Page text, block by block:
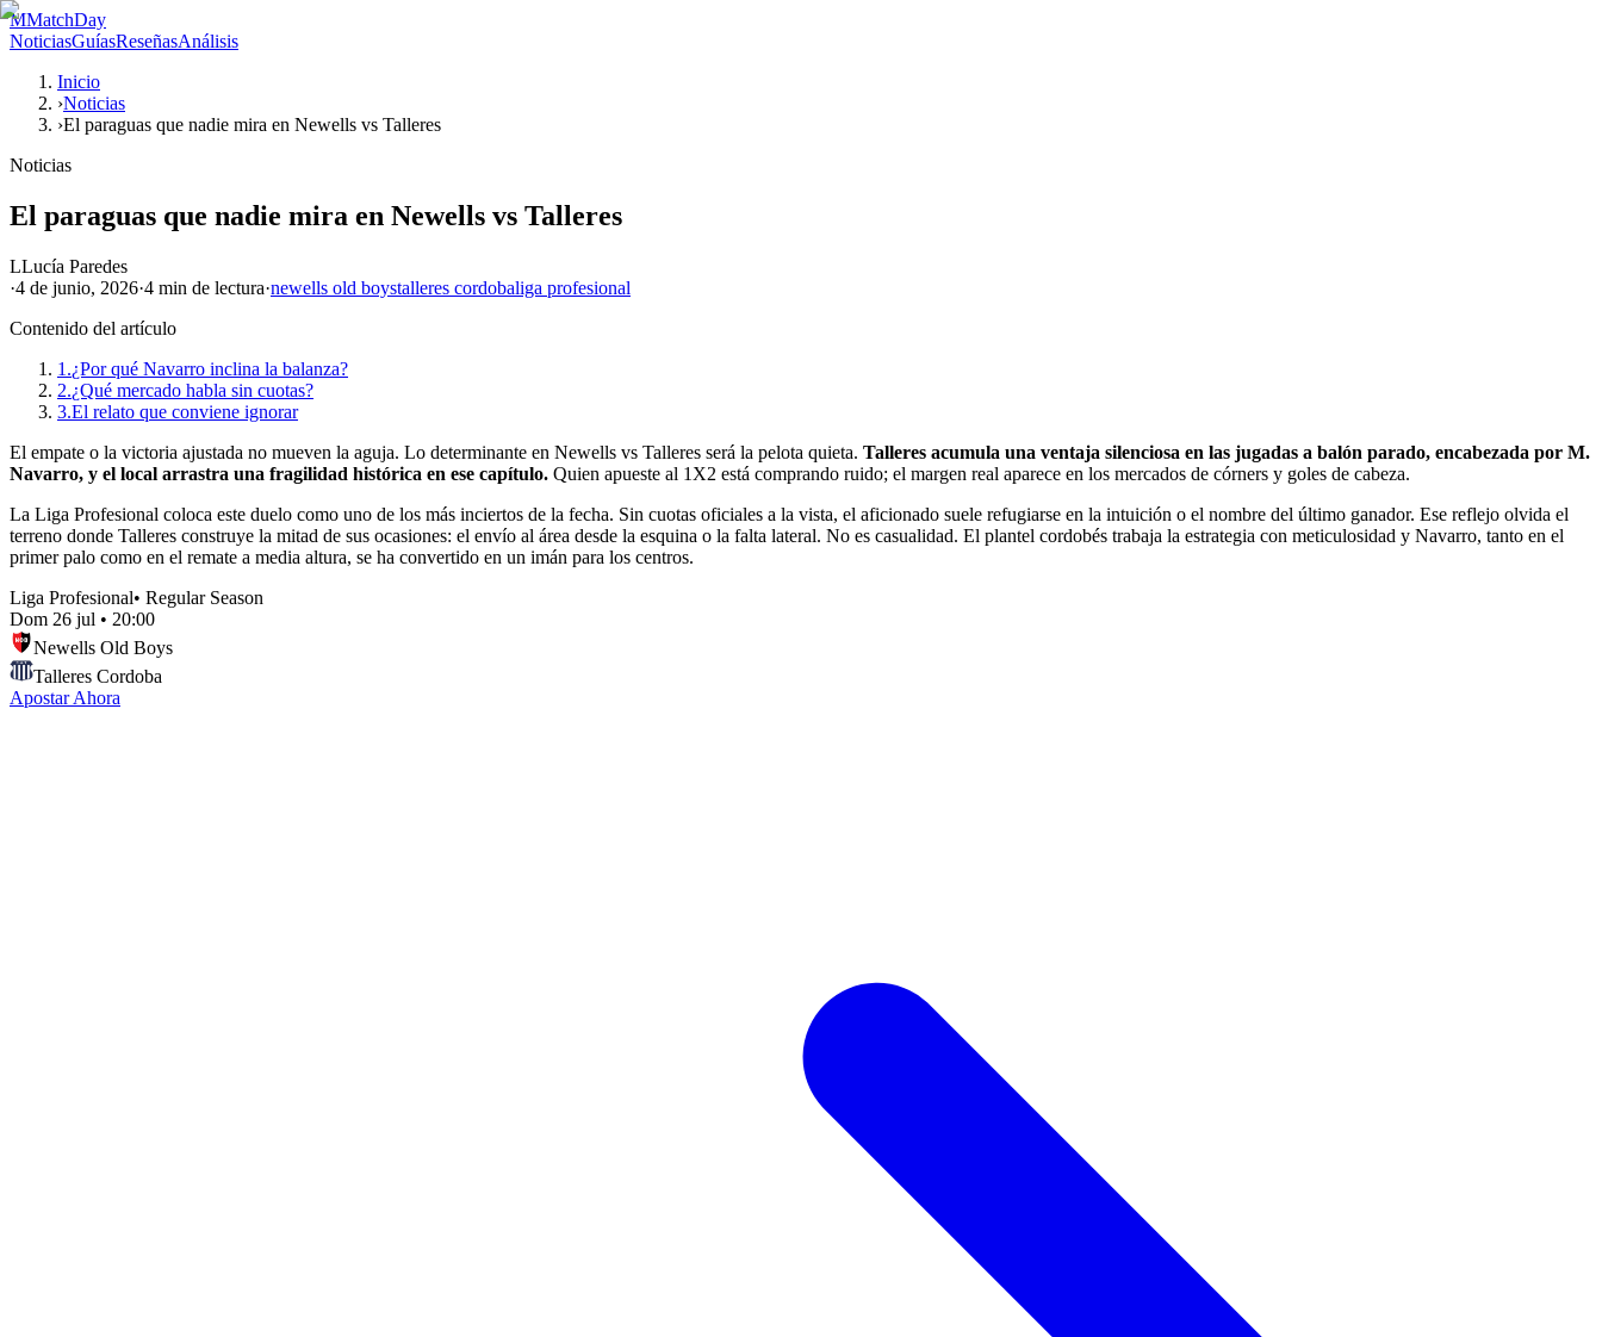
MMatchDay
NoticiasGuíasReseñasAnálisis
Inicio
›Noticias
›El paraguas que nadie mira en Newells vs Talleres
Noticias
El paraguas que nadie mira en Newells vs Talleres
LLucía Paredes
·4 de junio, 2026·4 min de lectura·newells old boystalleres cordobaliga profesional
Contenido del artículo
1.¿Por qué Navarro inclina la balanza?
2.¿Qué mercado habla sin cuotas?
3.El relato que conviene ignorar
El empate o la victoria ajustada no mueven la aguja. Lo determinante en Newells vs Talleres será la pelota quieta. Talleres acumula una ventaja silenciosa en las jugadas a balón parado, encabezada por M.
Navarro, y el local arrastra una fragilidad histórica en ese capítulo. Quien apueste al 1X2 está comprando ruido; el margen real aparece en los mercados de córners y goles de cabeza.
La Liga Profesional coloca este duelo como uno de los más inciertos de la fecha. Sin cuotas oficiales a la vista, el aficionado suele refugiarse en la intuición o el nombre del último ganador. Ese reflejo olvida el
terreno donde Talleres construye la mitad de sus ocasiones: el envío al área desde la esquina o la falta lateral. No es casualidad. El plantel cordobés trabaja la estrategia con meticulosidad y Navarro, tanto en el
primer palo como en el remate a media altura, se ha convertido en un imán para los centros.
Liga Profesional• Regular Season
Dom 26 jul • 20:00
Newells Old Boys
Talleres Cordoba
Apostar Ahora